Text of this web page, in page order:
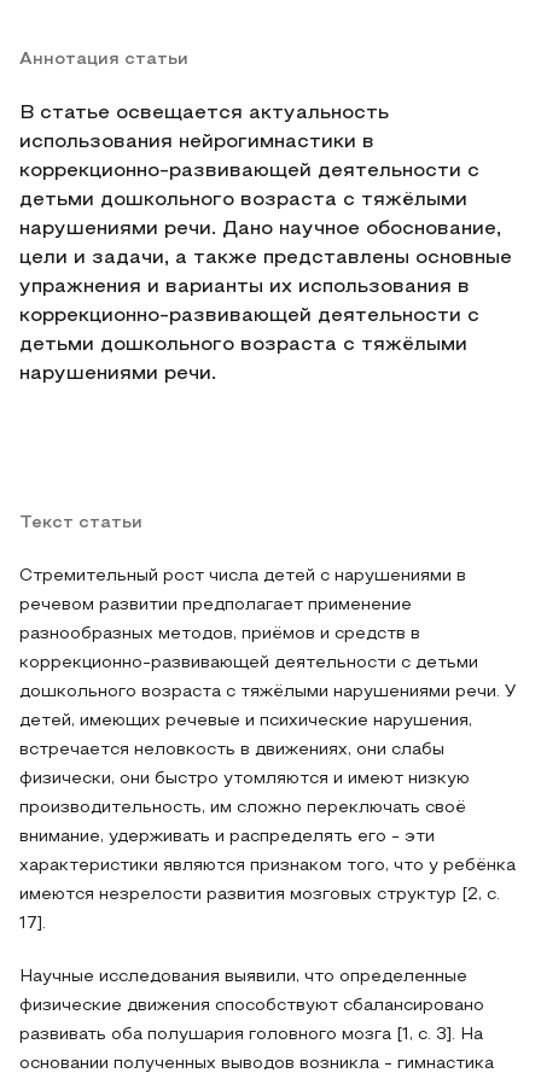
Аннотация статьи
В статье освещается актуальность
использования нейрогимнастики в
коррекционно-развивающей деятельности с
детьми дошкольного возраста с тяжёлыми
нарушениями речи. Дано научное обоснование,
цели и задачи, а также представлены основные
упражнения и варианты их использования в
коррекционно-развивающей деятельности с
детьми дошкольного возраста с тяжёлыми
нарушениями речи.
Текст статьи
Стремительный рост числа детей с нарушениями в
речевом развитии предполагает применение
разнообразных методов, приёмов и средств в
коррекционно-развивающей деятельности с детьми
дошкольного возраста с тяжёлыми нарушениями речи. У
детей, имеющих речевые и психические нарушения,
встречается неловкость в движениях, они слабы
физически, они быстро утомляются и имеют низкую
производительность, им сложно переключать своё
внимание, удерживать и распределять его - эти
характеристики являются признаком того, что у ребёнка
имеются незрелости развития мозговых структур [2, с.
17].
Научные исследования выявили, что определенные
физические движения способствуют сбалансировано
развивать оба полушария головного мозга [1, с. 3]. На
основании полученных выводов возникла - гимнастика